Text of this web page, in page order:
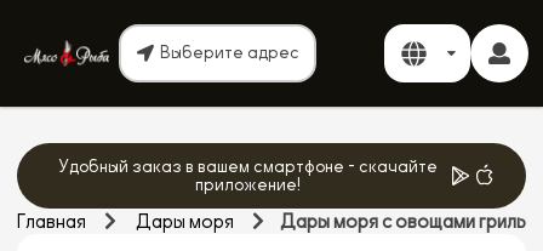
Выберите адрес
Удобный заказ в вашем смартфоне - скачайте
приложение!
Главная Дары моря Дары моря с овощами гриль